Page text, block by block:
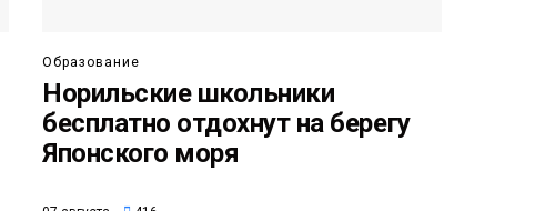
Образование
Норильские школьники
бесплатно отдохнут на берегу
Японского моря